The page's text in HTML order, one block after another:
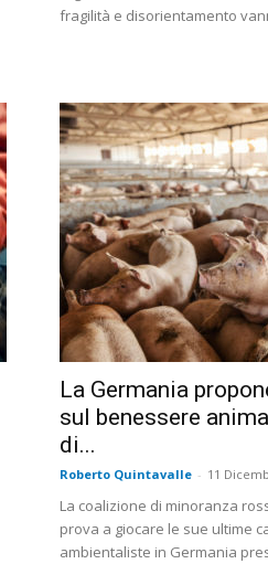
fragilità e disorientamento
La Germania
sul benessere
di...
Roberto Quintavalle - 11
La coalizione di minoranza
prova a giocare le sue ultime
ambientaliste in Germania